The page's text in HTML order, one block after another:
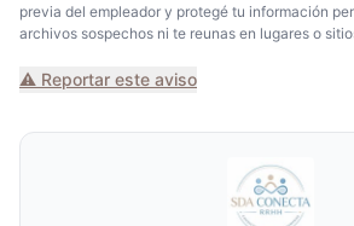
previa del empleador y protegé tu información
archivos sospechos ni te reunas en lugares o
⚠️ Reportar este aviso